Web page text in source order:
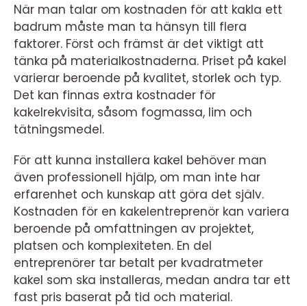
När man talar om kostnaden för att kakla ett
badrum måste man ta hänsyn till flera
faktorer. Först och främst är det viktigt att
tänka på materialkostnaderna. Priset på kakel
varierar beroende på kvalitet, storlek och typ.
Det kan finnas extra kostnader för
kakelrekvisita, såsom fogmassa, lim och
tätningsmedel.
För att kunna installera kakel behöver man
även professionell hjälp, om man inte har
erfarenhet och kunskap att göra det själv.
Kostnaden för en kakelentreprenör kan variera
beroende på omfattningen av projektet,
platsen och komplexiteten. En del
entreprenörer tar betalt per kvadratmeter
kakel som ska installeras, medan andra tar ett
fast pris baserat på tid och material.